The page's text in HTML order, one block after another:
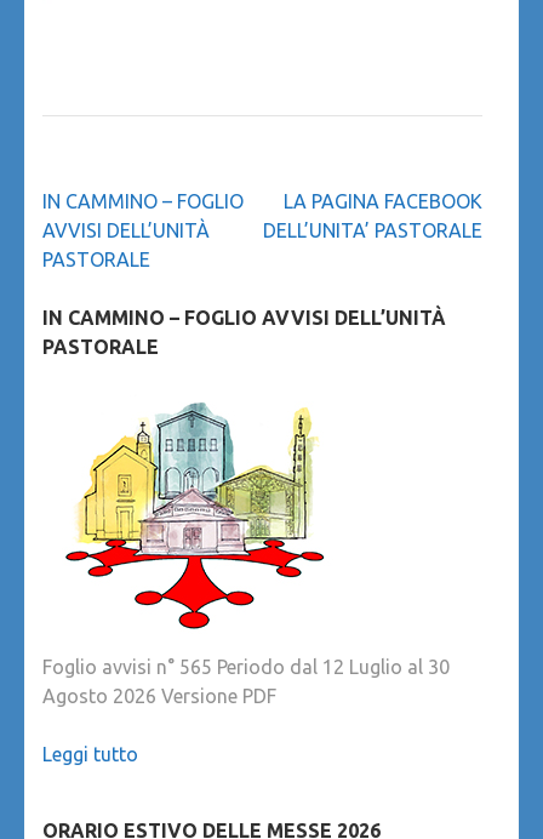
Navigazione
articoli
IN CAMMINO – FOGLIO
AVVISI DELL’UNITÀ
PASTORALE
LA PAGINA FACEBOOK
DELL’UNITA’ PASTORALE
IN CAMMINO – FOGLIO AVVISI DELL’UNITÀ
PASTORALE
Foglio avvisi n° 565 Periodo dal 12 Luglio al 30
Agosto 2026 Versione PDF
Leggi tutto
ORARIO ESTIVO DELLE MESSE 2026